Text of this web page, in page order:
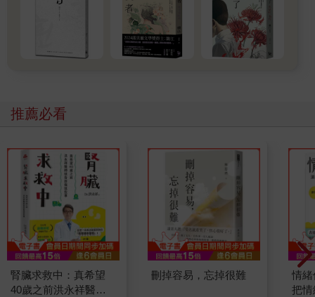
蔽的關係吧。至於人影，我認為只是剛好跟來這裡探險的人碰上
而已。如果誤以為彼此是鬼怪，就會趕快先躲起來再說吧。
我如此分析著，來到窪地中央，立刻就看到那些東西了。
「噢，真的有耶。」
其中有布偶，也有市松人偶之類的傳統人偶。有些人偶在日曬雨
偶的身體都以棒狀物穿過，插在地面。棒子的材料似乎沒有指
定，多半是木棒，也有用塑膠管或烤肉串叉穿過的。
小金背著手，一邊走一邊觀察並排的人偶們，興致盎然。
「這是什麼咒法？」
「有各種說法，像是這一帶的民間信仰，或原本是一種供養，或
邪教儀式的遺跡，也有人說是住在附近的奇怪歐巴桑三更半夜跑
來弄的。」
就我調查到的範圍內，比方二○○○年左右，某個網路論壇上的貼
文是這麼說的：
首先，找出一個想要從自己身上去除的東西，像是缺點、討厭的
推薦必看
腎臟求救中：真希望
40歲之前洪永祥醫師
刪掉容易，忘掉很難
情
把